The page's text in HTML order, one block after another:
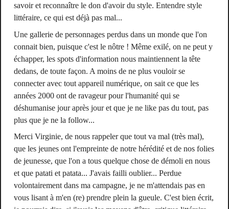
savoir et reconnaître le don d'avoir du style. Entendre style
littéraire, ce qui est déjà pas mal...
Une gallerie de personnages perdus dans un monde que l'on
connait bien, puisque c'est le nôtre ! Même exilé, on ne peut y
échapper, les spots d'information nous maintiennent la tête
dedans, de toute façon. A moins de ne plus vouloir se
connecter avec tout appareil numérique, on sait ce que les
années 2000 ont de ravageur pour l'humanité qui se
déshumanise jour après jour et que je ne like pas du tout, pas
plus que je ne la follow...
Merci Virginie, de nous rappeler que tout va mal (très mal),
que les jeunes ont l'empreinte de notre hérédité et de nos folies
de jeunesse, que l'on a tous quelque chose de démoli en nous
et que patati et patata... J'avais failli oublier... Perdue
volontairement dans ma campagne, je ne m'attendais pas en
vous lisant à m'en (re) prendre plein la gueule. C'est bien écrit,